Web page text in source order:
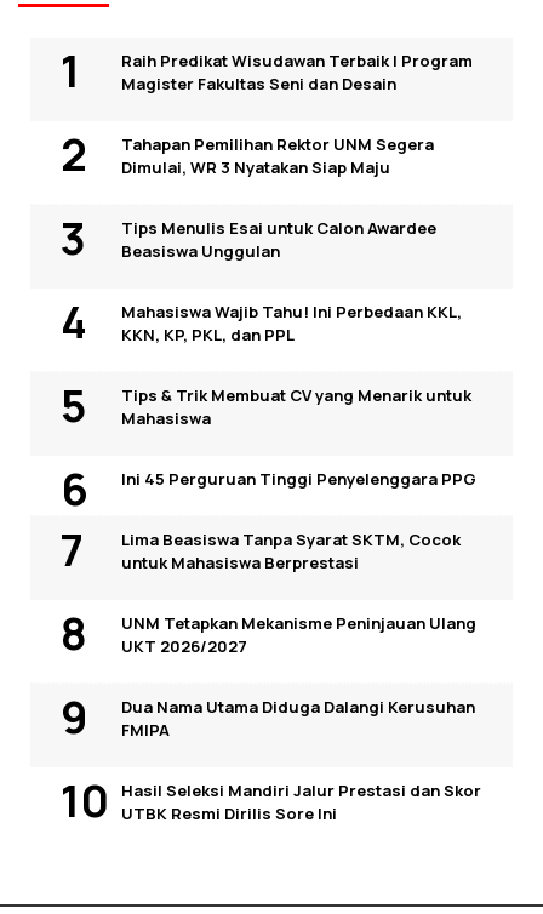
Raih Predikat Wisudawan Terbaik I Program
Magister Fakultas Seni dan Desain
Tahapan Pemilihan Rektor UNM Segera
Dimulai, WR 3 Nyatakan Siap Maju
Tips Menulis Esai untuk Calon Awardee
Beasiswa Unggulan
Mahasiswa Wajib Tahu! Ini Perbedaan KKL,
KKN, KP, PKL, dan PPL
Tips & Trik Membuat CV yang Menarik untuk
Mahasiswa
Ini 45 Perguruan Tinggi Penyelenggara PPG
Lima Beasiswa Tanpa Syarat SKTM, Cocok
untuk Mahasiswa Berprestasi
UNM Tetapkan Mekanisme Peninjauan Ulang
UKT 2026/2027
Dua Nama Utama Diduga Dalangi Kerusuhan
FMIPA
Hasil Seleksi Mandiri Jalur Prestasi dan Skor
UTBK Resmi Dirilis Sore Ini